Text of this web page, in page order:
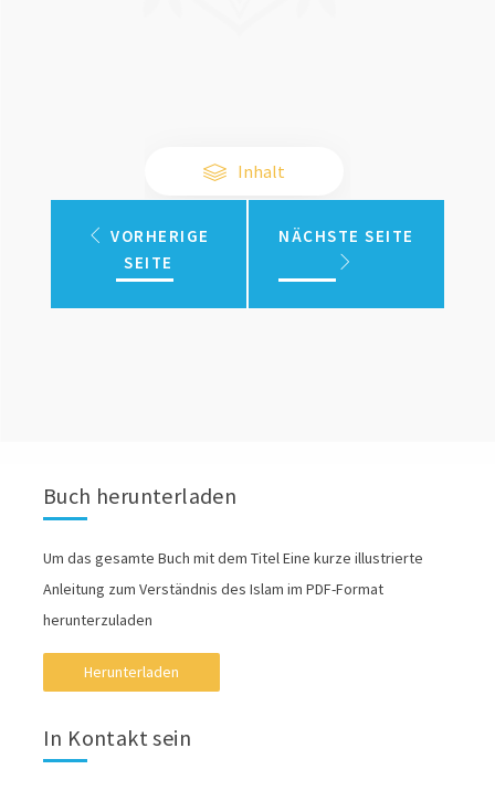
Inhalt
VORHERIGE
SEITE
NÄCHSTE SEITE
Buch herunterladen
Um das gesamte Buch mit dem Titel Eine kurze illustrierte
Anleitung zum Verständnis des Islam im PDF-Format
herunterzuladen
Herunterladen
In Kontakt sein